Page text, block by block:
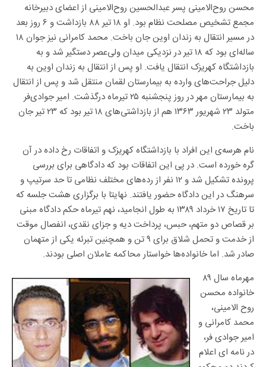
محسن روح‌الامینی پسر عبدالحسین روح‌الامینی از اعضای دبیرخانه
مجمع تشخیص مصلحت نظام بود. او ۱۸ تیر ۸۸ بازداشت و ۶ روز بعد
در مسیر انتقال به زندان اوین جان باخت. محمد کامرانی نیز جوان ۱۸
ساله‌ای بود که ۱۸ تیر در نزدیکی میدان ولی‌عصر دستگیر شد و به
بازداشتگاه کهریزک انتقال یافت. او پس از انتقال به زندان اوین به
دلیل جراحت‌های وارده به بیمارستان لقمان منتقل شد و پس از انتقال
به بیمارستان مهر در روز پنجشنبه ۲۵ تیرماه درگذشت. امیر جوادی‌فر
متولد ۲۳ شهریور ۱۳۶۳ هم از بازداشتی‌های ۱۸ تیر بود که ۲۳ تیر جان
باخت.
نام هرسه‌ی این افراد با بازداشتگاه کهریزک و اتفاقات رخ داده در آن
گره خورده است. در پی این اتفاقات بود که دادگاهی برای بررسی
پرونده تشکیل شد و ۱۲ نفر از رده‌های مختلف نظامی تا حد سرتیپ و
سرهنگ در این دادگاه حضور یافتند. نهایتا با برگزاری هشت جلسه که
تا تاریخ ۱۷ خرداد ۱۳۸۹ به طول انجامید، نهم تیرماه حکم دادگاه مبنی
بر قصاص دو متهم، حبس، پرداخت دیه و جزای نقدی، انفصال موقت
از خدمت و تحمل شلاق برای ۹ تن و همچنین تبرئه یکی از متهمان
صادر شد. اما خانواده‌ها خواستار محاکمه عاملان اصلی بودند.
مهرماه سال ۸۹
خانواده محسن
روح الامينی،
محمد کامرانی و
امير جوادی فر،
در نامه ای اعلام